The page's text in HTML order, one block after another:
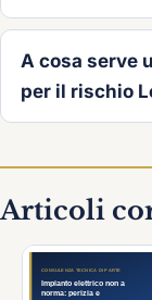
A cosa serve
per il rischio
Articoli